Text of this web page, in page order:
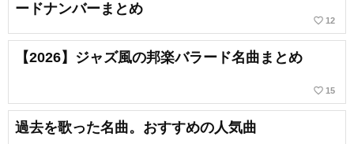
ードナンバーまとめ
favorite_border 12
【2026】ジャズ風の邦楽バラード名曲まとめ
favorite_border 15
過去を歌った名曲。おすすめの人気曲